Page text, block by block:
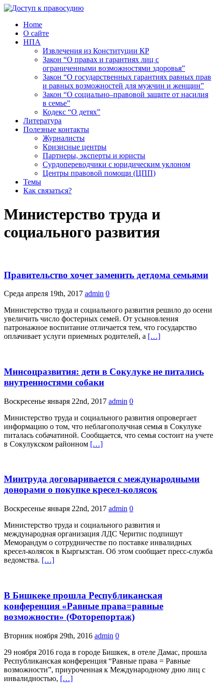
Home
О сайте
НПА
Извлечения из Конституции КР
Закон “О правах и гарантиях лиц с
ограниченными возможностями здоровья”
Закон “О государственных гарантиях равных прав
и равных возможностей для мужчин и женщин”
Закон “О социально–правовой защите от насилия
в семье”
Кодекс “О детях”
Литература
Полезные контакты
Журналисты
Кризисные центры
Партнеры, эксперты и юристы
Сурдопереводчики с юридическим уклоном
Центры правовой помощи (ЦПП)
Темы
Как связаться?
Министерство труда и
социального развития
Правительство хочет заменить детдома семьями
Среда апреля 19th, 2017 admin 0
Министерство труда и социального развития решило до осени
увеличить число фостерных семей. От усыновления
патронажное воспитание отличается тем, что государство
оплачивает услуги приемных родителей, а […]
Минсоцразвития: дети в Сокулуке не питались
внутренностями собаки
Воскресенье января 22nd, 2017 admin 0
Министерство труда и социального развития опровергает
информацию о том, что неблагополучная семья в Сокулуке
питалась собачатиной. Сообщается, что семья состоит на учете
в Сокулукском районном […]
Минтруда договаривается с международными
донорами о покупке кресел-колясок
Воскресенье января 22nd, 2017 admin 0
Министерство труда и социального развития и
международная организация ЛДС Черитис подпишут
Меморандум о сотрудничестве по поставке инвалидных
кресел-колясок в Кыргызстан. Об этом сообщает пресс-служба
ведомства. […]
В Бишкеке прошла Республиканская
конференция «Равные права=равные
возможности» (Фоторепортаж)
Вторник ноября 29th, 2016 admin 0
29 ноября 2016 года в городе Бишкек, в отеле Дамас, прошла
Республиканская конференция “Равные права = Равные
возможности”, приуроченная к Международному дню лиц с
инвалидностью, […]